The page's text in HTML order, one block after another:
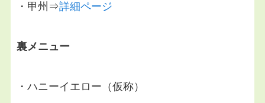
・甲州⇒詳細ページ
裏メニュー
・ハニーイエロー（仮称）